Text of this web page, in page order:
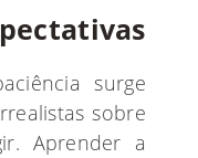
surge
sobre
Aprender a